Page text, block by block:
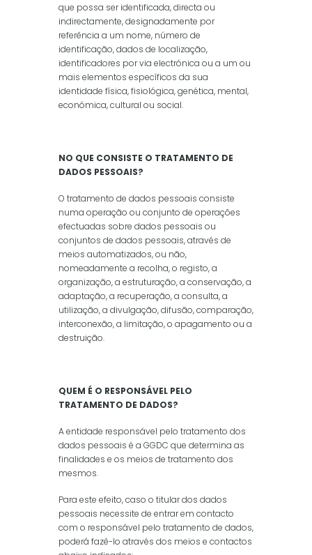
que possa ser identificada, directa ou
indirectamente, designadamente por
referência a um nome, número de
identificação, dados de localização,
identificadores por via electrónica ou a um ou
mais elementos específicos da sua
identidade física, fisiológica, genética, mental,
económica, cultural ou social.
NO QUE CONSISTE O TRATAMENTO DE
DADOS PESSOAIS?
O tratamento de dados pessoais consiste
numa operação ou conjunto de operações
efectuadas sobre dados pessoais ou
conjuntos de dados pessoais, através de
meios automatizados, ou não,
nomeadamente a recolha, o registo, a
organização, a estruturação, a conservação, a
adaptação, a recuperação, a consulta, a
utilização, a divulgação, difusão, comparação,
interconexão, a limitação, o apagamento ou a
destruição.
QUEM É O RESPONSÁVEL PELO
TRATAMENTO DE DADOS?
A entidade responsável pelo tratamento dos
dados pessoais é a GGDC que determina as
finalidades e os meios de tratamento dos
mesmos.
Para este efeito, caso o titular dos dados
pessoais necessite de entrar em contacto
com o responsável pelo tratamento de dados,
poderá fazê-lo através dos meios e contactos